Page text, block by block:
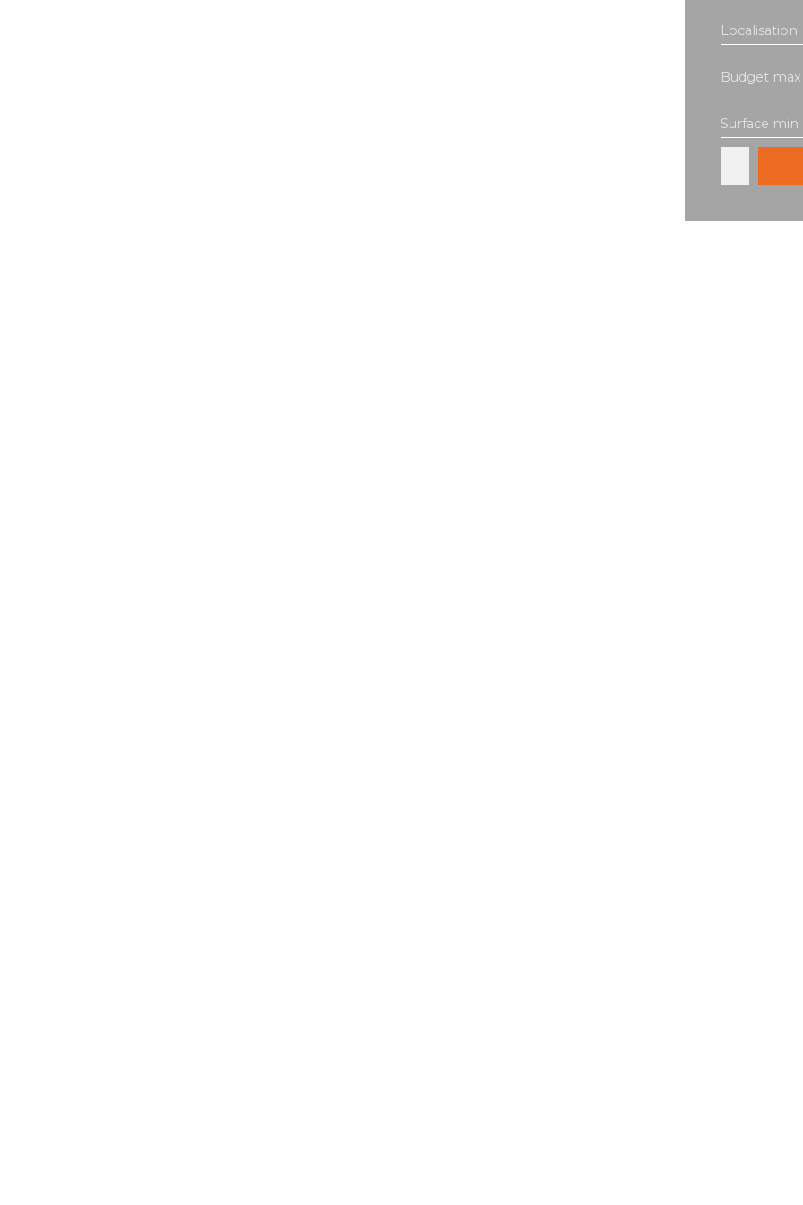
Localisation
Budget
Surface min